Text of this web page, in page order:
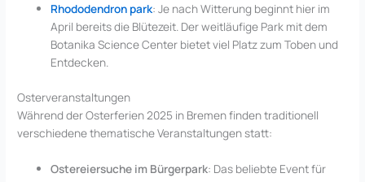
Rhododendron park: Je nach Witterung beginnt hier im
April bereits die Blütezeit. Der weitläufige Park mit dem
Botanika Science Center bietet viel Platz zum Toben und
Entdecken.
Osterveranstaltungen
Während der Osterferien 2025 in Bremen finden traditionell
verschiedene thematische Veranstaltungen statt:
Ostereiersuche im Bürgerpark: Das beliebte Event für